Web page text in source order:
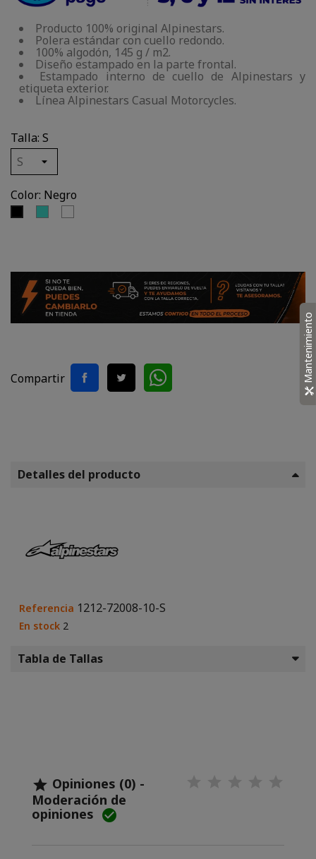
Producto 100% original Alpinestars.
Polera estándar con cuello redondo.
100% algodón, 145 g / m2.
Diseño estampado en la parte frontal.
Estampado interno de cuello de Alpinestars y
etiqueta exterior.
Línea Alpinestars Casual Motorcycles.
Talla: S
Color: Negro
Compartir
Detalles del producto
Referencia 1212-72008-10-S
En stock 2
Tabla de Tallas
 Opiniones (0) -
Moderación de
opiniones 
Mantenimiento